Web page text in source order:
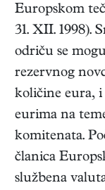
Europskom
31. XII. 1998).
odriču se
rezervnog
količine eura,
eurima na
komitenata.
članica
službena